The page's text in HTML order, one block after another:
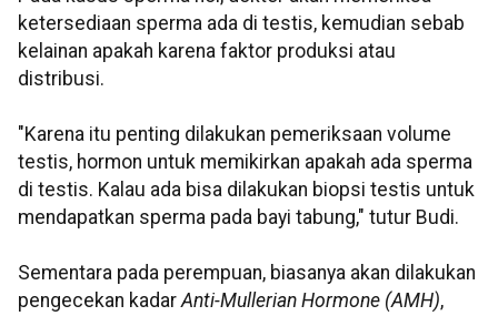
ketersediaan sperma ada di testis, kemudian sebab
kelainan apakah karena faktor produksi atau
distribusi.
"Karena itu penting dilakukan pemeriksaan volume
testis, hormon untuk memikirkan apakah ada sperma
di testis. Kalau ada bisa dilakukan biopsi testis untuk
mendapatkan sperma pada bayi tabung," tutur Budi.
Sementara pada perempuan, biasanya akan dilakukan
pengecekan kadarAnti-Mullerian Hormone (AMH),